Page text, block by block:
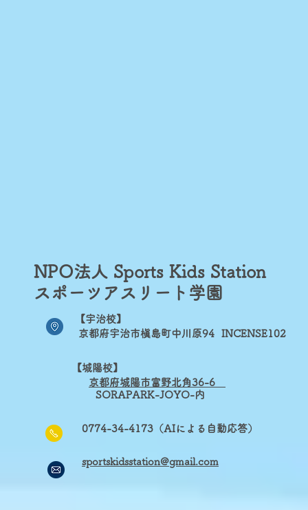
NPO法人 Sports Kids Station​
スポーツアスリート学園
【宇治校】
京都府宇治市槇島町中川原94 INCENSE102
【城陽校】
京都府城陽市富野北角36-6
SORAPARK-JOYO-内
0774-34-4173（AIによる自動応答）
sportskidsstation@gmail.com